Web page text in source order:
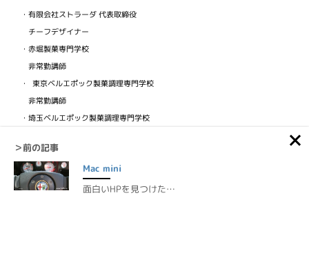
・有限会社ストラーダ 代表取締役
チーフデザイナー
・赤堀製菓専門学校
非常勤講師
・ 東京ベルエポック製菓調理専門学校
非常勤講師
・埼玉ベルエポック製菓調理専門学校
・ビジュアルフードクリエイター協会
検定講師
＞前の記事
Mac mini
面白いHPを見つけた…